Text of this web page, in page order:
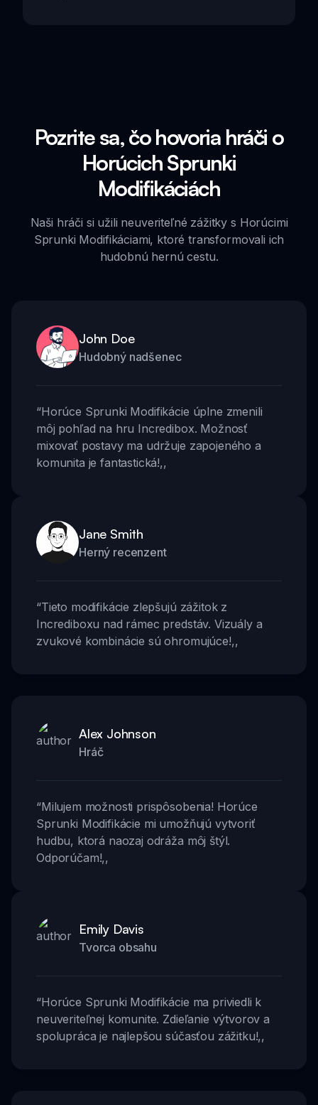
Pozrite sa, čo hovoria hráči o
Horúcich Sprunki
Modifikáciách
Naši hráči si užili neuveriteľné zážitky s Horúcimi
Sprunki Modifikáciami, ktoré transformovali ich
hudobnú hernú cestu.
John Doe
Hudobný nadšenec
“Horúce Sprunki Modifikácie úplne zmenili
môj pohľad na hru Incredibox. Možnosť
mixovať postavy ma udržuje zapojeného a
komunita je fantastická!,,
Jane Smith
Herný recenzent
“Tieto modifikácie zlepšujú zážitok z
Incrediboxu nad rámec predstáv. Vizuály a
zvukové kombinácie sú ohromujúce!,,
Alex Johnson
Hráč
“Milujem možnosti prispôsobenia! Horúce
Sprunki Modifikácie mi umožňujú vytvoriť
hudbu, ktorá naozaj odráža môj štýl.
Odporúčam!,,
Emily Davis
Tvorca obsahu
“Horúce Sprunki Modifikácie ma priviedli k
neuveriteľnej komunite. Zdieľanie výtvorov a
spolupráca je najlepšou súčasťou zážitku!,,